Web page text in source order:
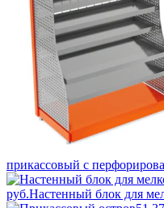
прикассовый с
руб.Настенный блок для